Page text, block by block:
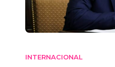
INTERNACIONAL